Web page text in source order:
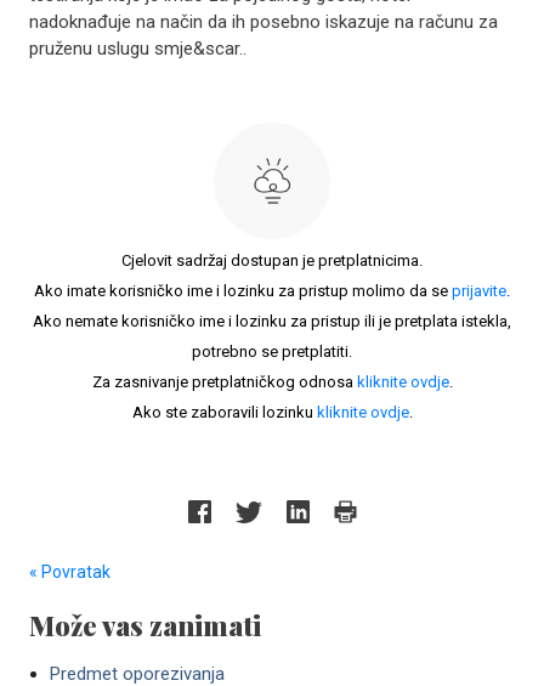
nadoknađuje na način da ih posebno iskazuje na računu za
pruženu uslugu smje&scar..
Cjelovit sadržaj dostupan je pretplatnicima.
Ako imate korisničko ime i lozinku za pristup molimo da se prijavite.
Ako nemate korisničko ime i lozinku za pristup ili je pretplata istekla,
potrebno se pretplatiti.
Za zasnivanje pretplatničkog odnosa kliknite ovdje.
Ako ste zaboravili lozinku kliknite ovdje.
« Povratak
Može vas zanimati
Predmet oporezivanja